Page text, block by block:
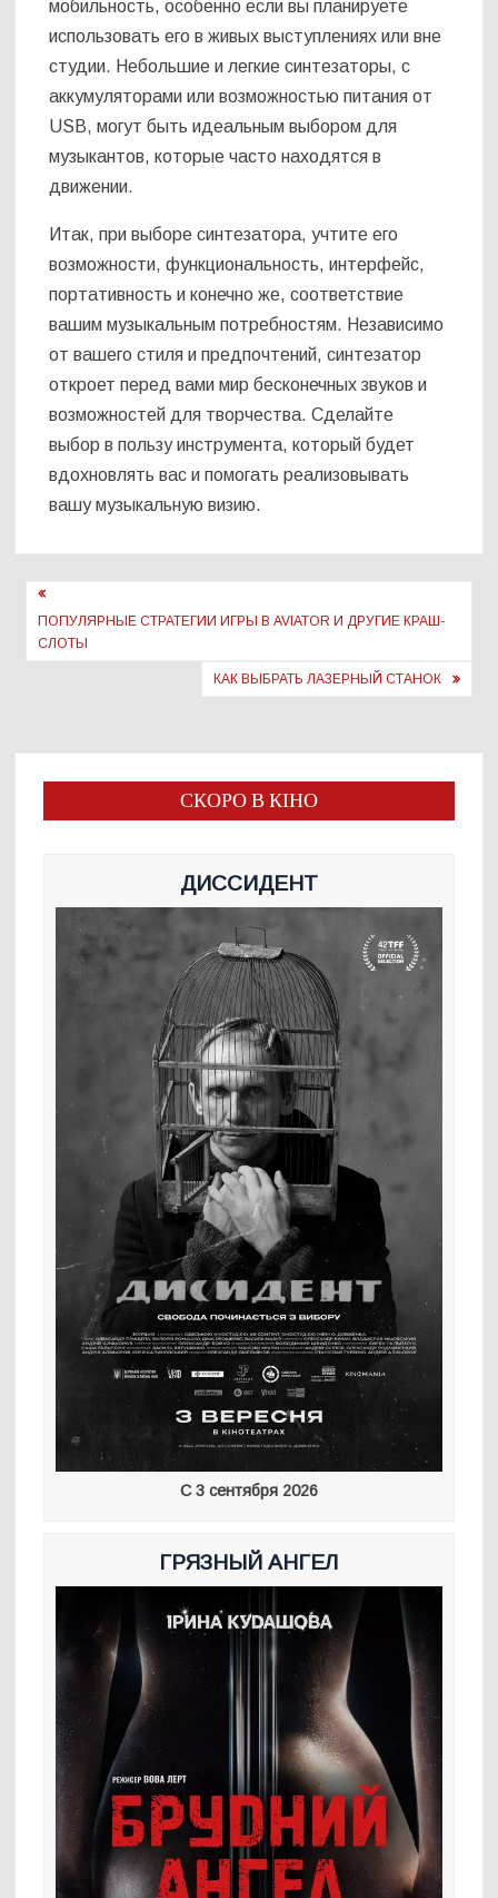
мобильность, особенно если вы планируете
использовать его в живых выступлениях или вне
студии. Небольшие и легкие синтезаторы, с
аккумуляторами или возможностью питания от
USB, могут быть идеальным выбором для
музыкантов, которые часто находятся в
движении.
Итак, при выборе синтезатора, учтите его
возможности, функциональность, интерфейс,
портативность и конечно же, соответствие
вашим музыкальным потребностям. Независимо
от вашего стиля и предпочтений, синтезатор
откроет перед вами мир бесконечных звуков и
возможностей для творчества. Сделайте
выбор в пользу инструмента, который будет
вдохновлять вас и помогать реализовывать
вашу музыкальную визию.
Навигация
по
записям
ПОПУЛЯРНЫЕ СТРАТЕГИИ ИГРЫ В AVIATOR И ДРУГИЕ КРАШ-
СЛОТЫ
КАК ВЫБРАТЬ ЛАЗЕРНЫЙ СТАНОК
СКОРО В КІНО
ДИССИДЕНТ
С 3 сентября 2026
ГРЯЗНЫЙ АНГЕЛ